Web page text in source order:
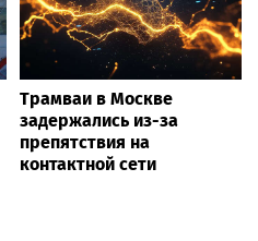
Трамваи в Москве
задержались из-за
препятствия на
контактной сети